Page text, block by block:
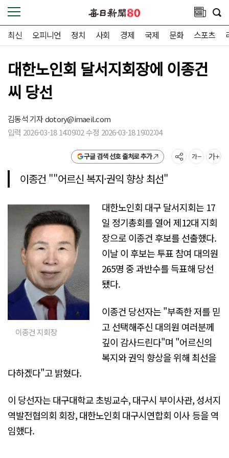
최신 오피니언 정치 사회 경제 국제 문화 스포츠
대한노인회 달서지회장에 이종건
씨 당선
김동석 기자dotory@imaeil.com
입력 2026-03-18 14:09:02 수정 2026-03-18 19:02:04
구글 검색 선호 출처로 추가
이종건 ""어르신 복지·권익 향상 최선"
이종건 지회장
대한노인회 대구 달서지회는 17
일 정기총회를 열어 제12대 지회
장으로 이종건 후보를 선출했다.
이날 이 후보는 투표 참여 대의원
265명 중 과반수를 득표해 당선
됐다.
이종건 당선자는 "부족한 저를 믿
고 선택해주신 대의원 여러분께
깊이 감사드린다"며 "어르신의
복지와 권익 향상을 위해 최선을
다하겠다"고 밝혔다.
이 당선자는 대구대학교 초빙교수, 대구시 부이사관, 성서지
역발전협의회 회장, 대한노인회 대구시연합회 이사 등을 역
임했다.